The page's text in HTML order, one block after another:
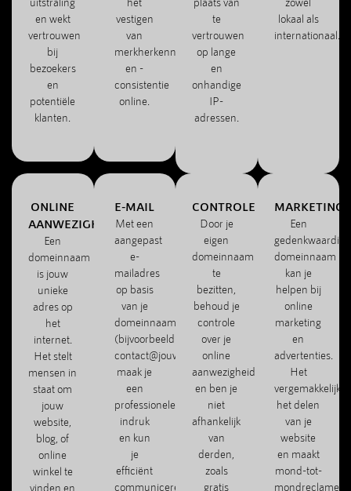
en wekt
vertrouwen
bij
bezoekers
en
potentiële
klanten.
vestigen
van
merkherkenning
en -
consistentie
online.
te
vertrouwen
op lange
en
onhandige
IP-
adressen.
lokaal als
internationaal.
ONLINE
AANWEZIGHEID
Een
domeinnaam
is jouw
unieke
adres op
het
internet.
Het stelt
mensen in
staat om
jouw
website,
blog, of
online
winkel te
vinden en
E-MAIL
Met een
aangepast
e-
mailadres
op basis
van je
domeinnaam
(bijvoorbeeld
contact@jouwbedrijf.com)
maak je
een
professionele
indruk
en kun
je
efficiënt
communiceren
CONTROLE
Door je
eigen
domeinnaam
te
bezitten,
behoud je
controle
over je
online
aanwezigheid
en ben je
niet
afhankelijk
van
derden,
zoals
gratis
MARKETING
Een
gedenkwaardige
domeinnaam
kan je
helpen bij
online
marketing
en
advertenties.
Het
vergemakkelijkt
het delen
van je
website
en maakt
mond-tot-
mondreclame